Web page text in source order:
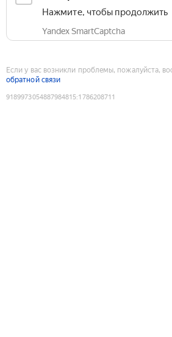
Нажмите, чтобы продолжить
Yandex SmartCaptcha
Если у вас возникли проблемы, пожалуйста,
обратной связи
9189973054887984815:1786208711